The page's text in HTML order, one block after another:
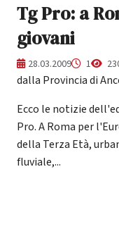
Tg Pro: a
giovani
28.03.2009 1
dalla Provincia di
Ecco le notizie
Pro. A Roma per
della Terza Età,
fluviale,...